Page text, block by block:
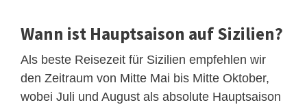
Wann ist Hauptsaison auf Sizilien?
Als beste Reisezeit für Sizilien empfehlen wir
den Zeitraum von Mitte Mai bis Mitte Oktober,
wobei Juli und August als absolute Hauptsaison